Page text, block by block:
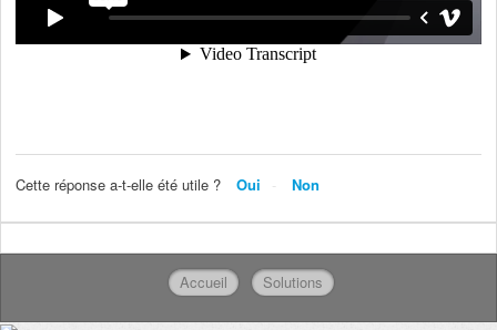
Cette réponse a-t-elle été utile ? Oui Non
Accueil Solutions